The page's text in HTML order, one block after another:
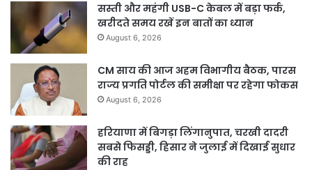
सस्ती और महंगी USB-C केबल में बड़ा फर्क,
खरीदते समय रखें इन बातों का ध्यान
August 6, 2026
CM साय की आज अहम विभागीय बैठक, पारस
राज्य प्रगति पोर्टल की समीक्षा पर रहेगा फोकस
August 6, 2026
हरियाणा में बिगड़ा लिंगानुपात, चरखी दादरी
सबसे फिसड्डी, हिसार ने जुलाई में दिखाई सुधार
की राह